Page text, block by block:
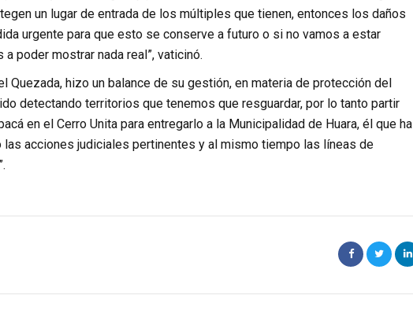
un lugar de entrada de los múltiples que tienen, entonces los daños
urgente para que esto se conserve a futuro o si no vamos a estar
poder mostrar nada real”, vaticinó.
Quezada, hizo un balance de su gestión, en materia de protección del
detectando territorios que tenemos que resguardar, por lo tanto partir
en el Cerro Unita para entregarlo a la Municipalidad de Huara, él que ha
las acciones judiciales pertinentes y al mismo tiempo las líneas de